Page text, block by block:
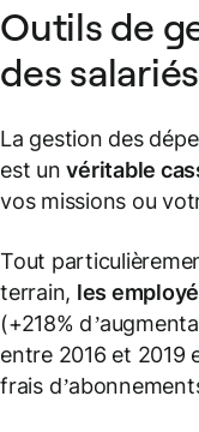
Outils de
des salariés
La gestion des
est unvéritable
vos missions ou
Tout
terrain, les
(+218%
entre 2016 et 2019
frais